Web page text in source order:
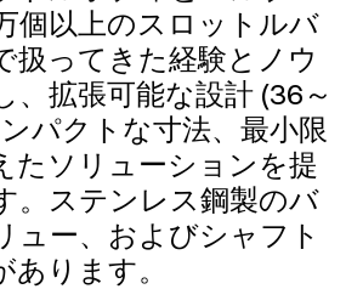
個以上のスロットルバ
扱ってきた経験とノウ
、拡張可能な設計 (36～
パクトな寸法、最小限
たソリューションを提
。ステンレス鋼製のバ
ュー、およびシャフト
ります。